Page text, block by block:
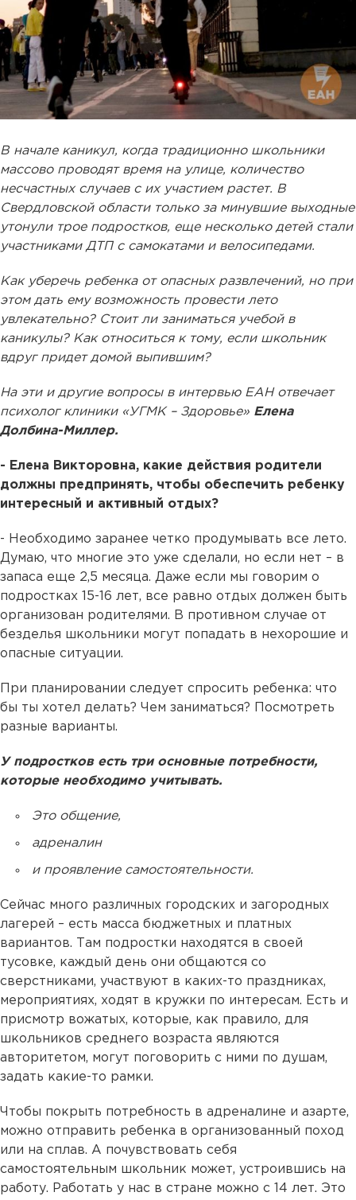
В начале каникул, когда традиционно школьники
массово проводят время на улице, количество
несчастных случаев с их участием растет. В
Свердловской области только за минувшие выходные
утонули трое подростков, еще несколько детей стали
участниками ДТП с самокатами и велосипедами.
Как уберечь ребенка от опасных развлечений, но при
этом дать ему возможность провести лето
увлекательно? Стоит ли заниматься учебой в
каникулы? Как относиться к тому, если школьник
вдруг придет домой выпившим?
На эти и другие вопросы в интервью ЕАН отвечает
психолог клиники «УГМК – Здоровье» Елена
Долбина-Миллер.
- Елена Викторовна, какие действия родители
должны предпринять, чтобы обеспечить ребенку
интересный и активный отдых?
- Необходимо заранее четко продумывать все лето.
Думаю, что многие это уже сделали, но если нет – в
запаса еще 2,5 месяца. Даже если мы говорим о
подростках 15-16 лет, все равно отдых должен быть
организован родителями. В противном случае от
безделья школьники могут попадать в нехорошие и
опасные ситуации.
При планировании следует спросить ребенка: что
бы ты хотел делать? Чем заниматься? Посмотреть
разные варианты.
У подростков есть три основные потребности,
которые необходимо учитывать.
Это общение,
адреналин
и проявление самостоятельности.
Сейчас много различных городских и загородных
лагерей – есть масса бюджетных и платных
вариантов. Там подростки находятся в своей
тусовке, каждый день они общаются со
сверстниками, участвуют в каких-то праздниках,
мероприятиях, ходят в кружки по интересам. Есть и
присмотр вожатых, которые, как правило, для
школьников среднего возраста являются
авторитетом, могут поговорить с ними по душам,
задать какие-то рамки.
Чтобы покрыть потребность в адреналине и азарте,
можно отправить ребенка в организованный поход
или на сплав. А почувствовать себя
самостоятельным школьник может, устроившись на
работу. Работать у нас в стране можно с 14 лет. Это